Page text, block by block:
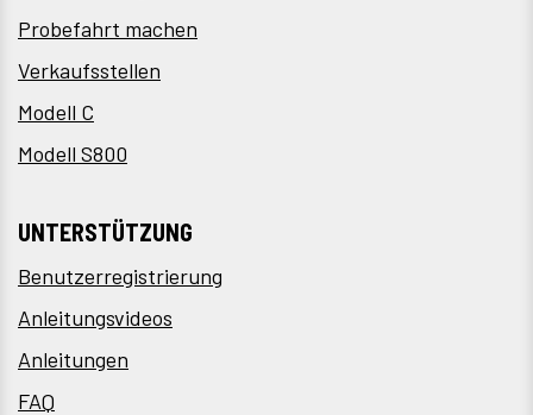
Probefahrt machen
Verkaufsstellen
Modell C
Modell S800
UNTERSTÜTZUNG
Benutzerregistrierung
Anleitungsvideos
Anleitungen
FAQ